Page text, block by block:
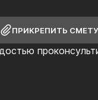
ПРИКРЕПИТЬ СМЕТУ